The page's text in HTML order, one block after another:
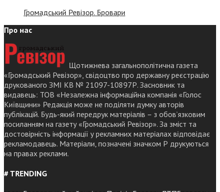
Громадський Ревізор. Бровари
Про нас
Щотижнева загальнополітична газета
«Громадський Ревізор», свідоцтво про державну реєстрацію
друкованого ЗМІ КВ № 21097-10897Р. Засновник та
видавець: ТОВ «Незалежна інформаційна компанія «Голос
Київщини» Редакція може не поділяти думку авторів
публікацій. Будь-який передрук матеріалів – з обов’язковим
посиланням на газету «Громадський Ревізор». За зміст та
достовірність інформації у рекламних матеріалах відповідає
рекламодавець. Матеріали, позначені значком Р друкуються
на правах реклами.
# TRENDING